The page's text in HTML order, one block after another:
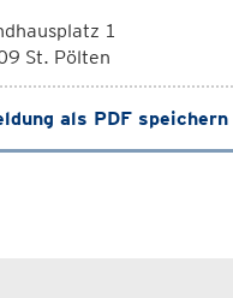
1
St. Pölten
als PDF speichern